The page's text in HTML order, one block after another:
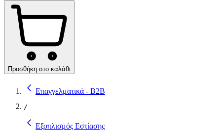
Προσθήκη στο καλάθι
Επαγγελματικά - B2B
/
Εξοπλισμός Εστίασης